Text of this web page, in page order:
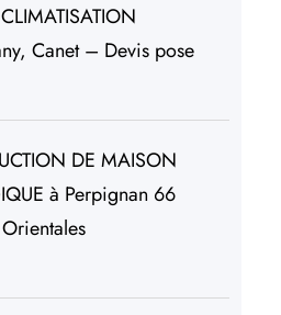
Canet – Devis pose
DE MAISON
à Perpignan 66